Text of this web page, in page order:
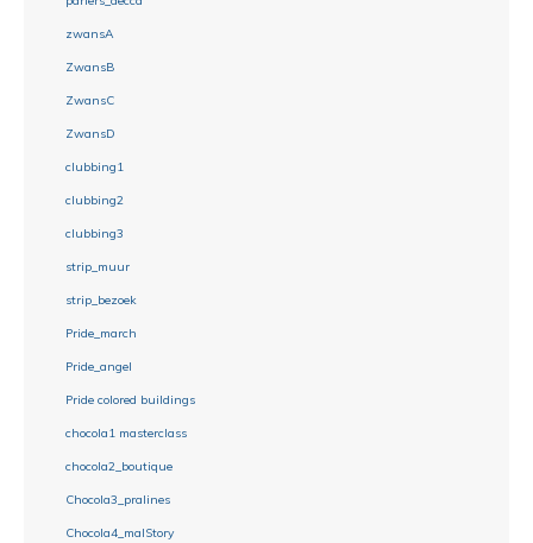
zwansA
ZwansB
ZwansC
ZwansD
clubbing1
clubbing2
clubbing3
strip_muur
strip_bezoek
Pride_march
Pride_angel
Pride colored buildings
chocola1 masterclass
chocola2_boutique
Chocola3_pralines
Chocola4_malStory